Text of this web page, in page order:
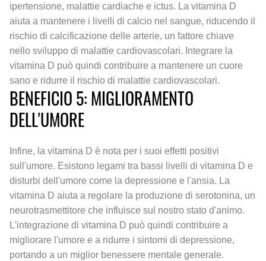
ipertensione, malattie cardiache e ictus. La vitamina D
aiuta a mantenere i livelli di calcio nel sangue, riducendo il
rischio di calcificazione delle arterie, un fattore chiave
nello sviluppo di malattie cardiovascolari. Integrare la
vitamina D può quindi contribuire a mantenere un cuore
sano e ridurre il rischio di malattie cardiovascolari.
BENEFICIO 5: MIGLIORAMENTO
DELL'UMORE
Infine, la vitamina D è nota per i suoi effetti positivi
sull'umore. Esistono legami tra bassi livelli di vitamina D e
disturbi dell'umore come la depressione e l'ansia. La
vitamina D aiuta a regolare la produzione di serotonina, un
neurotrasmettitore che influisce sul nostro stato d'animo.
L'integrazione di vitamina D può quindi contribuire a
migliorare l'umore e a ridurre i sintomi di depressione,
portando a un miglior benessere mentale generale.